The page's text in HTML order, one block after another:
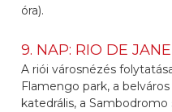
óra).
9. NAP: RIO DE
A riói városnézés
Flamengo park, a
katedrális, a